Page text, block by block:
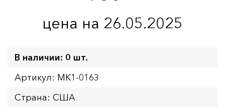
цена на 26.05.2025
В наличии: 0 шт.
Артикул: MK1-0163
Страна: США